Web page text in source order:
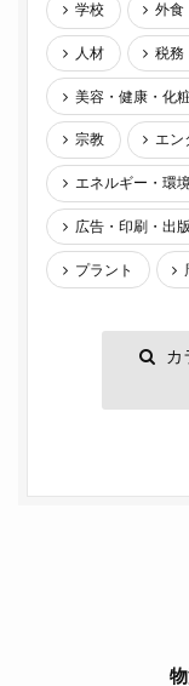
学校 外食
人材 税務
美容・健康・化
宗教 エン
エネルギー・環
広告・印刷・出
プラント
カ